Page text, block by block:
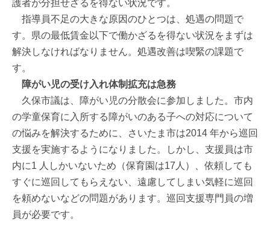
護者が分担せざるを得ない状況です。
指導員不足の大きな原因のひとつは、処遇の問題で
す。県の最低賃金以下で働かざるを得ない状況をまずは
解決しなければなりません。処遇改善は喫緊の課題で
す。
障がい児の受け入れ体制拡充は急務
久保市議は、障がい児の分散会に参加しました。市内
の学童保育に入所する障がいのある子への対応について
の悩みを解決するために、さいたま市は2014 年から巡回
支援を実施するようになりました。しかし、支援員は市
内に1 人しかいないため（保育園は17人）、依頼しても
すぐに巡回してもらえない、遠慮してしまい気軽に巡回
を頼めないなどの問題があります。巡回支援専門員の増
員が必要です。